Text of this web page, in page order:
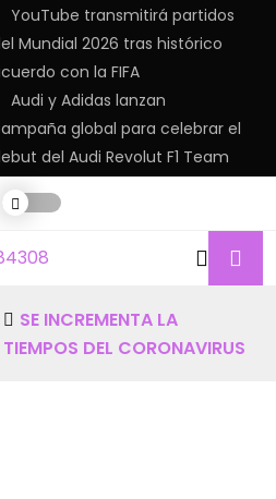
YouTube transmitirá partidos
Mundial 2026 tras histórico
con la FIFA
Audi y Adidas lanzan
global para celebrar el
del Audi Revolut F1 Team
SE INCREMENTA LA
DEL CORONAVIRUS